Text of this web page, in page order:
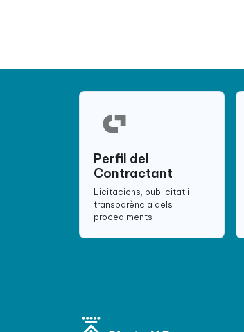
Perfil del
Contractant
Licitacions, publicitat i
transparència dels
procediments